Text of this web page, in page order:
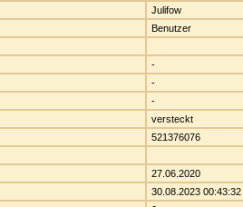
Julifow
Benutzer
-
-
-
versteckt
521376076
27.06.2020
30.08.2023 00:43:32